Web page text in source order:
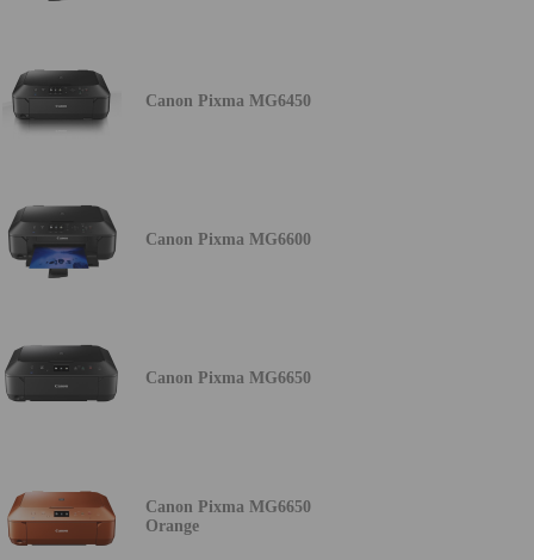
Canon Pixma MG6450
Canon Pixma MG6600
Canon Pixma MG6650
Canon Pixma MG6650
Orange